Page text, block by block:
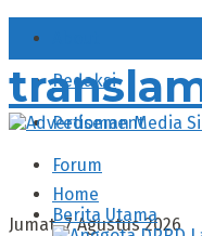
Redaksi
Pedoman Media
Forum
Jumat, 7 Agustus 2026
Home
Berita Utama